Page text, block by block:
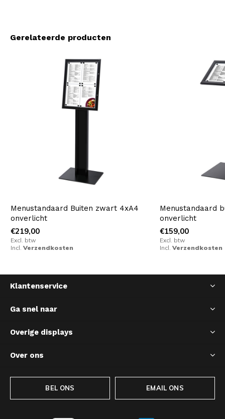
Gerelateerde producten
Menustandaard Buiten zwart 4xA4
onverlicht
€219,00
Excl. btw
Incl. Verzendkosten
Menustandaard
onverlicht
€159,00
Excl. btw
Incl. Verzendkosten
Klantenservice
Ga snel naar
Overige displays
Over ons
BEL ONS EMAIL ONS